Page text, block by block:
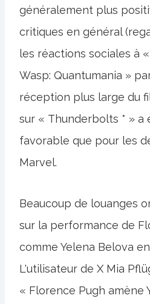
généralement plus
critiques en général
les réactions sociales à
Wasp: Quantumania »
réception plus large du
sur « Thunderbolts * » a
favorable que pour les
Marvel.
Beaucoup de louanges
sur la performance de
comme Yelena Belova
L'utilisateur de X Mia
« Florence Pugh amène